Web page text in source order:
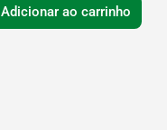
Adicionar ao carrinho